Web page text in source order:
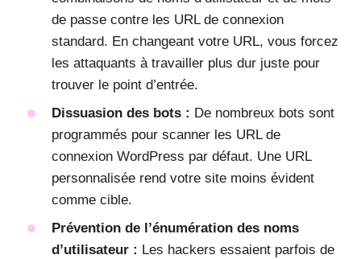
de passe contre les URL de connexion
standard. En changeant votre URL, vous forcez
les attaquants à travailler plus dur juste pour
trouver le point d’entrée.
Dissuasion des bots : De nombreux bots sont
programmés pour scanner les URL de
connexion WordPress par défaut. Une URL
personnalisée rend votre site moins évident
comme cible.
Prévention de l’énumération des noms
d’utilisateur : Les hackers essaient parfois de